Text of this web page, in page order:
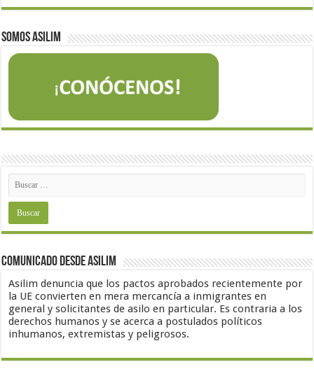
Somos Asilim
Comunicado desde Asilim
Asilim denuncia que los pactos aprobados recientemente por
la UE convierten en mera mercancía a inmigrantes en
general y solicitantes de asilo en particular. Es contraria a los
derechos humanos y se acerca a postulados políticos
inhumanos, extremistas y peligrosos.